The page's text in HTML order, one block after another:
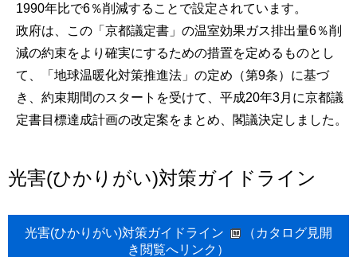
1990年比で6％削減することで設定されています。
政府は、この「京都議定書」の温室効果ガス排出量6％削
減の約束をより確実にするための措置を定めるものとし
て、「地球温暖化対策推進法」の定め（第9条）に基づ
き、約束期間のスタートを受けて、平成20年3月に京都議
定書目標達成計画の改定案をまとめ、閣議決定しました。
光害(ひかりがい)対策ガイドライン
光害(ひかりがい)対策ガイドライン
（カタログ見開
き閲覧へリンク）